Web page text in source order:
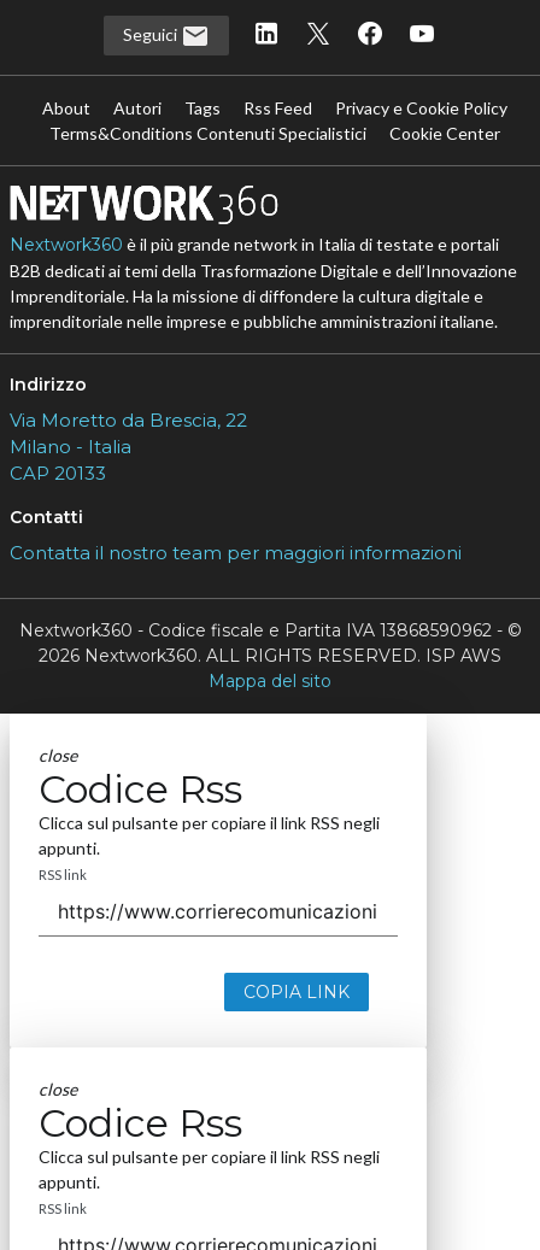
Seguici
About Autori Tags Rss Feed
Privacy e Cookie Policy
Terms&Conditions Contenuti Specialistici
Cookie Center
Nextwork360 è il più grande network in Italia di testate e portali
B2B dedicati ai temi della Trasformazione Digitale e dell’Innovazione
Imprenditoriale. Ha la missione di diffondere la cultura digitale e
imprenditoriale nelle imprese e pubbliche amministrazioni italiane.
Indirizzo
Via Moretto da Brescia, 22
Milano - Italia
CAP 20133
Contatti
Contatta il nostro team per maggiori informazioni
Nextwork360 - Codice fiscale e Partita IVA 13868590962 - ©
2026 Nextwork360. ALL RIGHTS RESERVED. ISP AWS
Mappa del sito
close
Codice Rss
Clicca sul pulsante per copiare il link RSS negli
appunti.
RSS link
COPIA LINK
close
Codice Rss
Clicca sul pulsante per copiare il link RSS negli
appunti.
RSS link